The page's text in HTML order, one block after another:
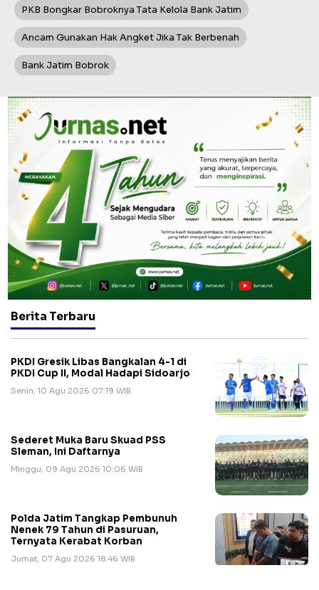
PKB Bongkar Bobroknya Tata Kelola Bank Jatim
Ancam Gunakan Hak Angket Jika Tak Berbenah
Bank Jatim Bobrok
Berita Terbaru
PKDI Gresik Libas Bangkalan 4-1 di
PKDI Cup II, Modal Hadapi Sidoarjo
Senin, 10 Agu 2026 07:19 WIB
Sederet Muka Baru Skuad PSS
Sleman, Ini Daftarnya
Minggu, 09 Agu 2026 10:06 WIB
Polda Jatim Tangkap Pembunuh
Nenek 79 Tahun di Pasuruan,
Ternyata Kerabat Korban
Jumat, 07 Agu 2026 18:46 WIB